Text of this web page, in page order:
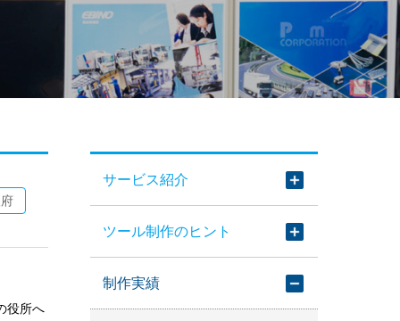
役所へ
サービス紹介
ツール制作のヒント
制作実績